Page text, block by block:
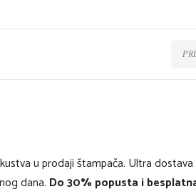
u prodaji štampača. Ultra
dana. Do 30% popusta i